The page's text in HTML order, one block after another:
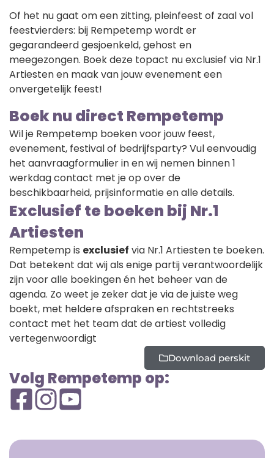
Of het nu gaat om een zitting, pleinfeest of zaal vol
feestvierders: bij Rempetemp wordt er
gegarandeerd gesjoenkeld, gehost en
meegezongen. Boek deze topact nu exclusief via Nr.1
Artiesten en maak van jouw evenement een
onvergetelijk feest!
Boek nu direct Rempetemp
Wil je Rempetemp boeken voor jouw feest,
evenement, festival of bedrijfsparty? Vul eenvoudig
het aanvraagformulier in en wij nemen binnen 1
werkdag contact met je op over de
beschikbaarheid, prijsinformatie en alle details.
Exclusief te boeken bij Nr.1
Artiesten
Rempetemp is exclusief via Nr.1 Artiesten te boeken.
Dat betekent dat wij als enige partij verantwoordelijk
zijn voor alle boekingen én het beheer van de
agenda. Zo weet je zeker dat je via de juiste weg
boekt, met heldere afspraken en rechtstreeks
contact met het team dat de artiest volledig
vertegenwoordigt
Download perskit
Volg Rempetemp op: